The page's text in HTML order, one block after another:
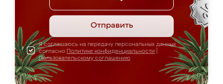
Отправить
Я соглашаюсь на передачу персональных данных
согласно Политике конфиденциальности
Пользовательскому соглашению